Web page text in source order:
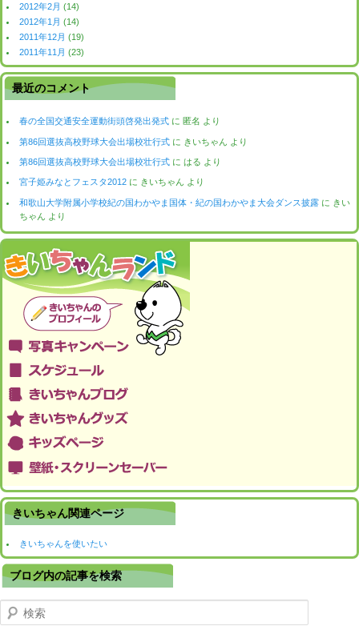
2012年2月 (14)
2012年1月 (14)
2011年12月 (19)
2011年11月 (23)
最近のコメント
春の全国交通安全運動街頭啓発出発式 に 匿名 より
第86回選抜高校野球大会出場校壮行式 に きいちゃん より
第86回選抜高校野球大会出場校壮行式 にはる より
宮子姫みなとフェスタ2012 に きいちゃん より
和歌山大学附属小学校紀の国わかやま国体・紀の国わかやま大会ダンス披露 に きい
ちゃん より
きいちゃん関連ページ
きいちゃんを使いたい
ブログ内の記事を検索
検索